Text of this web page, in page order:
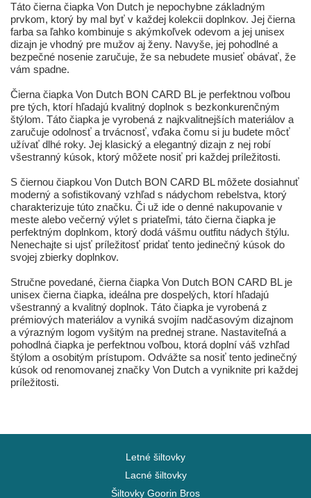
Táto čierna čiapka Von Dutch je nepochybne základným
prvkom, ktorý by mal byť v každej kolekcii doplnkov. Jej čierna
farba sa ľahko kombinuje s akýmkoľvek odevom a jej unisex
dizajn je vhodný pre mužov aj ženy. Navyše, jej pohodlné a
bezpečné nosenie zaručuje, že sa nebudete musieť obávať, že
vám spadne.
Čierna čiapka Von Dutch BON CARD BL je perfektnou voľbou
pre tých, ktorí hľadajú kvalitný doplnok s bezkonkurenčným
štýlom. Táto čiapka je vyrobená z najkvalitnejších materiálov a
zaručuje odolnosť a trvácnosť, vďaka čomu si ju budete môcť
užívať dlhé roky. Jej klasický a elegantný dizajn z nej robí
všestranný kúsok, ktorý môžete nosiť pri každej príležitosti.
S čiernou čiapkou Von Dutch BON CARD BL môžete dosiahnuť
moderný a sofistikovaný vzhľad s nádychom rebelstva, ktorý
charakterizuje túto značku. Či už ide o denné nakupovanie v
meste alebo večerný výlet s priateľmi, táto čierna čiapka je
perfektným doplnkom, ktorý dodá vášmu outfitu nádych štýlu.
Nenechajte si ujsť príležitosť pridať tento jedinečný kúsok do
svojej zbierky doplnkov.
Stručne povedané, čierna čiapka Von Dutch BON CARD BL je
unisex čierna čiapka, ideálna pre dospelých, ktorí hľadajú
všestranný a kvalitný doplnok. Táto čiapka je vyrobená z
prémiových materiálov a vyniká svojím nadčasovým dizajnom
a výrazným logom vyšitým na prednej strane. Nastaviteľná a
pohodlná čiapka je perfektnou voľbou, ktorá doplní váš vzhľad
štýlom a osobitým prístupom. Odvážte sa nosiť tento jedinečný
kúsok od renomovanej značky Von Dutch a vyniknite pri každej
príležitosti.
Letné šiltovky
Lacné šiltovky
Šiltovky Goorin Bros